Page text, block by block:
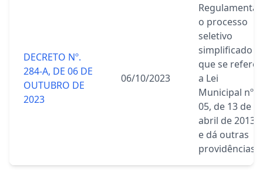
DECRETO Nº.
284-A, DE 06 DE
OUTUBRO DE
2023
06/10/2023
Regulamenta
o processo
seletivo
simplificado a
que se refere
a Lei
Municipal nº
05, de 13 de
abril de 2013,
e dá outras
providências.